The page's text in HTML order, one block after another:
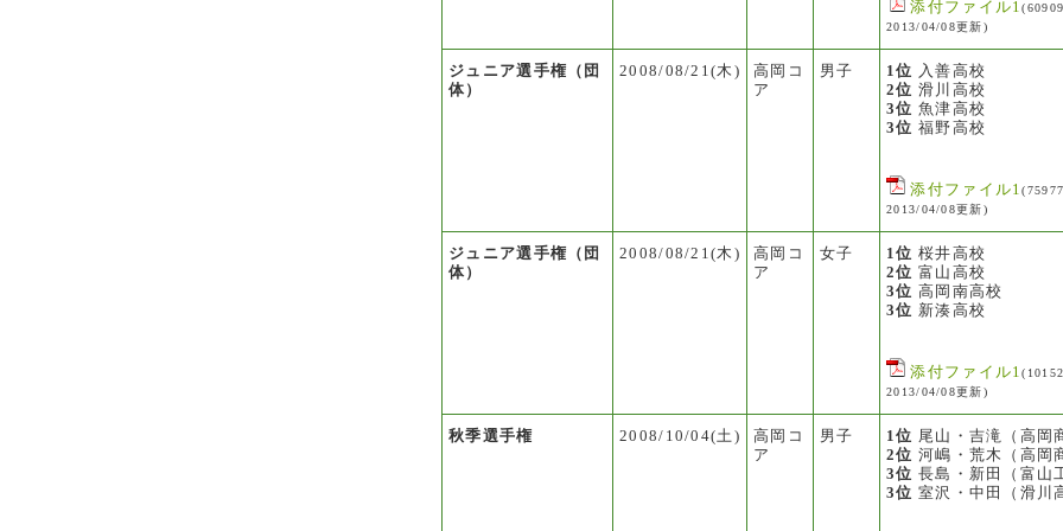
添付ファイル1
2013/04/08更新)
ジュニア選手権（団
体）
2008/08/21(木)
高岡コ
ア
男子 1位 入善高校
2位 滑川高校
3位 魚津高校
3位 福野高校
添付ファイル1
2013/04/08更新)
ジュニア選手権（団
体）
2008/08/21(木)
高岡コ
ア
女子 1位 桜井高校
2位 富山高校
3位 高岡南高校
3位 新湊高校
添付ファイル1
2013/04/08更新)
秋季選手権 2008/10/04(土)
高岡コ
ア
男子 1位 尾山・吉滝（高岡
2位 河嶋・荒木（高岡
3位 長島・新田（富山
3位 室沢・中田（滑川